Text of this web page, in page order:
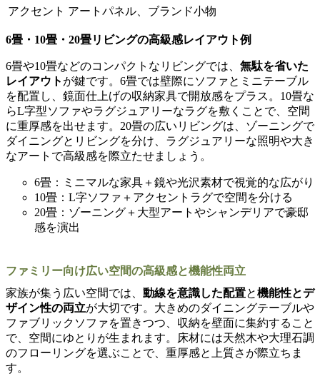
アクセント アートパネル、ブランド小物
6畳・10畳・20畳リビングの高級感レイアウト例
6畳や10畳などのコンパクトなリビングでは、 無駄を省いた
レイアウト が鍵です。6畳では壁際にソファとミニテーブル
を配置し、鏡面仕上げの収納家具で開放感をプラス。10畳な
らL字型ソファやラグジュアリーなラグを敷くことで、空間
に重厚感を出せます。20畳の広いリビングは、ゾーニングで
ダイニングとリビングを分け、ラグジュアリーな照明や大き
なアートで高級感を際立たせましょう。
6畳：ミニマルな家具＋鏡や光沢素材で視覚的な広がり
10畳：L字ソファ＋アクセントラグで空間を分ける
20畳：ゾーニング＋大型アートやシャンデリアで豪邸
感を演出
ファミリー向け広い空間の高級感と機能性両立
家族が集う広い空間では、 動線を意識した配置と機能性とデ
ザイン性の両立が大切です。大きめのダイニングテーブルや
ファブリックソファを置きつつ、収納を壁面に集約すること
で、空間にゆとりが生まれます。床材には天然木や大理石調
のフローリングを選ぶことで、重厚感と上質さが際立ちま
す。